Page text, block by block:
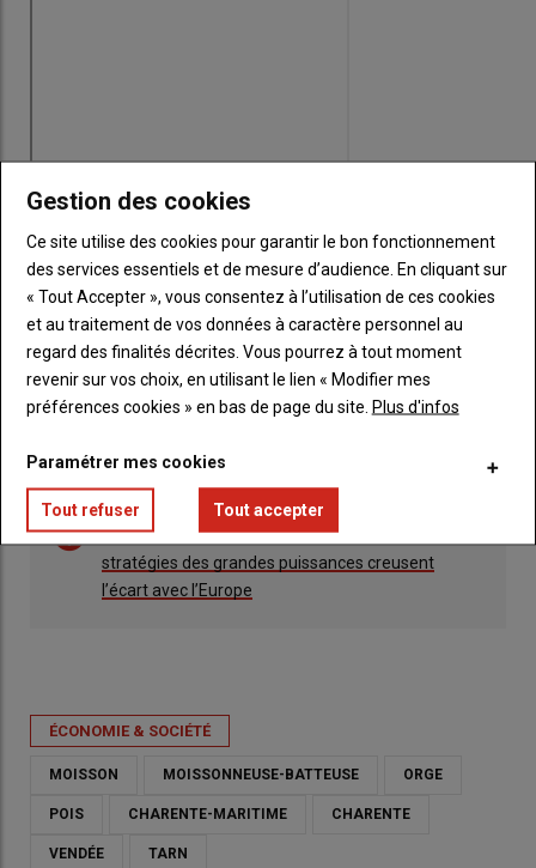
Lire aussi :
Marché mondial des céréales : les
stratégies des grandes puissances creusent
l’écart avec l’Europe
ÉCONOMIE & SOCIÉTÉ
MOISSON MOISSONNEUSE-BATTEUSE ORGE
POIS CHARENTE-MARITIME CHARENTE
VENDÉE TARN
Gestion des cookies
Ce site utilise des cookies pour garantir le bon fonctionnement
des services essentiels et de mesure d’audience. En cliquant sur
« Tout Accepter », vous consentez à l’utilisation de ces cookies
et au traitement de vos données à caractère personnel au
regard des finalités décrites. Vous pourrez à tout moment
revenir sur vos choix, en utilisant le lien « Modifier mes
préférences cookies » en bas de page du site. Plus d'infos
Paramétrer mes cookies
Tout refuser Tout accepter